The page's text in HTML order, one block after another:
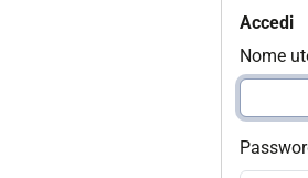
Accedi
Nome